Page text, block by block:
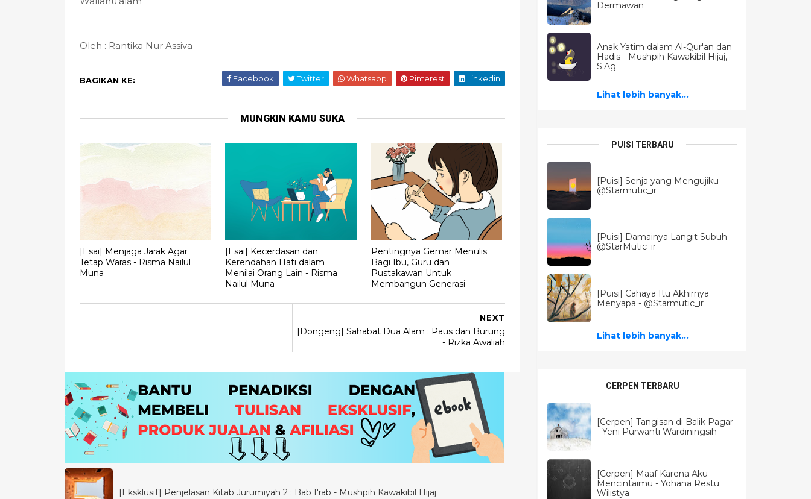
Oleh : Rantika Nur Assiva
BAGIKAN KE: Facebook Twitter Whatsapp Pinterest Linkedin
MUNGKIN KAMU SUKA
[Esai] Menjaga Jarak Agar
Tetap Waras - Risma Nailul
Muna
[Esai] Kecerdasan dan
Kerendahan Hati dalam
Menilai Orang Lain - Risma
Nailul Muna
Pentingnya Gemar Menulis
Bagi Ibu, Guru dan
Pustakawan Untuk
Membangun Generasi -
NEXT
[Dongeng] Sahabat Dua Alam : Paus dan Burung
- Rizka Awaliah
[Eksklusif] Penjelasan Kitab Jurumiyah 2 : Bab I'rab - Mushpih Kawakibil Hijaj
Dermawan
Anak Yatim dalam Al-Qur'an dan
Hadis - Mushpih Kawakibil Hijaj,
S.Ag.
Lihat lebih banyak...
PUISI TERBARU
[Puisi] Senja yang Mengujiku -
@Starmutic_ir
[Puisi] Damainya Langit Subuh -
@StarMutic_ir
[Puisi] Cahaya Itu Akhirnya
Menyapa - @Starmutic_ir
Lihat lebih banyak...
CERPEN TERBARU
[Cerpen] Tangisan di Balik Pagar
- Yeni Purwanti Wardiningsih
[Cerpen] Maaf Karena Aku
Mencintaimu - Yohana Restu
Wilistya